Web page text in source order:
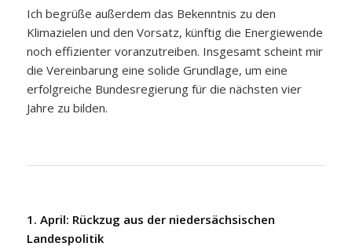
Ich begrüße außerdem das Bekenntnis zu den
Klimazielen und den Vorsatz, künftig die Energiewende
noch effizienter voranzutreiben. Insgesamt scheint mir
die Vereinbarung eine solide Grundlage, um eine
erfolgreiche Bundesregierung für die nächsten vier
Jahre zu bilden.
1. April: Rückzug aus der niedersächsischen
Landespolitik